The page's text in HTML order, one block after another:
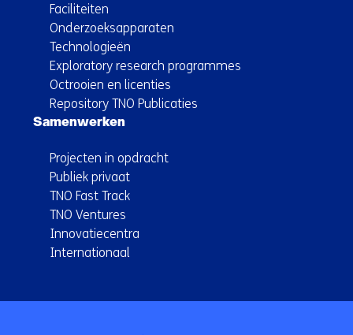
Faciliteiten
Onderzoeksapparaten
Technologieën
Exploratory research programmes
Octrooien en licenties
Repository TNO Publicaties
Samenwerken
Projecten in opdracht
Publiek privaat
TNO Fast Track
TNO Ventures
Innovatiecentra
Internationaal